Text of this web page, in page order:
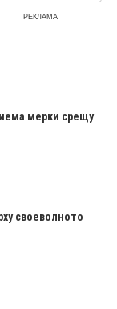
РЕКЛАМА
мерки срещу
своеволното